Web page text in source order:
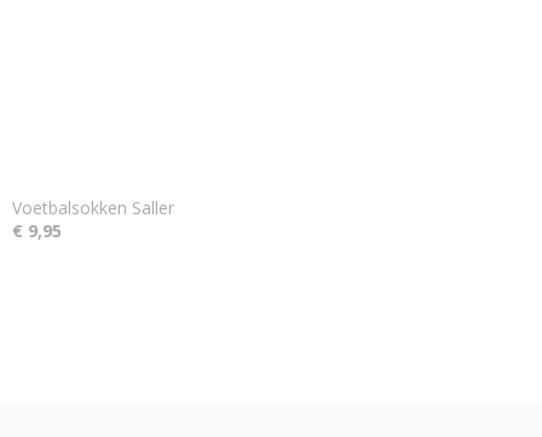
Voetbalsokken Saller
€ 9,95